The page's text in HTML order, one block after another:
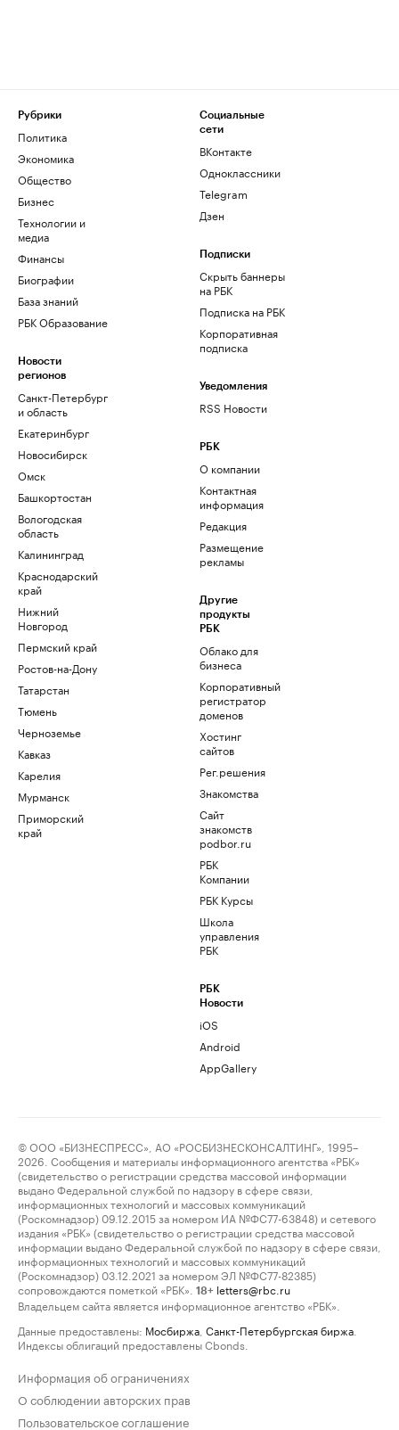
Рубрики
Политика
Экономика
Общество
Бизнес
Технологии и
медиа
Финансы
Биографии
База знаний
РБК Образование
Новости
регионов
Санкт-Петербург
и область
Екатеринбург
Новосибирск
Омск
Башкортостан
Вологодская
область
Калининград
Краснодарский
край
Нижний
Новгород
Пермский край
Ростов-на-Дону
Татарстан
Тюмень
Черноземье
Кавказ
Карелия
Мурманск
Приморский
край
Социальные
сети
ВКонтакте
Одноклассники
Telegram
Дзен
Подписки
Скрыть баннеры
на РБК
Подписка на РБК
Корпоративная
подписка
Уведомления
RSS Новости
РБК
О компании
Контактная
информация
Редакция
Размещение
рекламы
Другие
продукты
РБК
Облако для
бизнеса
Корпоративный
регистратор
доменов
Хостинг
сайтов
Рег.решения
Знакомства
Сайт
знакомств
podbor.ru
РБК
Компании
РБК Курсы
Школа
управления
РБК
РБК
Новости
iOS
Android
AppGallery
© ООО «БИЗНЕСПРЕСС», АО «РОСБИЗНЕСКОНСАЛТИНГ», 1995–
2026. Сообщения и материалы информационного агентства «РБК»
(свидетельство о регистрации средства массовой информации
выдано Федеральной службой по надзору в сфере связи,
информационных технологий и массовых коммуникаций
(Роскомнадзор) 09.12.2015 за номером ИА №ФС77-63848) и сетевого
издания «РБК» (свидетельство о регистрации средства массовой
информации выдано Федеральной службой по надзору в сфере связи,
информационных технологий и массовых коммуникаций
(Роскомнадзор) 03.12.2021 за номером ЭЛ №ФС77-82385)
сопровождаются пометкой «РБК».
18+ letters@rbc.ru
Владельцем сайта является информационное агентство «РБК».
Данные предоставлены: Мосбиржа Санкт-Петербургская биржа
Индексы облигаций предоставлены Cbonds.
Информация об ограничениях
О соблюдении авторских прав
Пользовательское соглашение